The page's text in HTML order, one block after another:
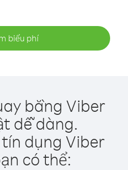
biểu phí
bằng Viber
dễ dàng.
dụng Viber
có thể: